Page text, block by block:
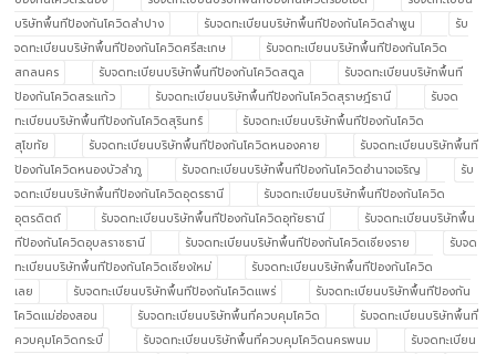
บริษัทพื้นทีป้องกันโควิดลำปาง
รับจดทะเบียนบริษัทพื้นทีป้องกันโควิดลำพูน
รับ
จดทะเบียนบริษัทพื้นทีป้องกันโควิดศรีสะเกษ
รับจดทะเบียนบริษัทพื้นทีป้องกันโควิด
สกลนคร
รับจดทะเบียนบริษัทพื้นทีป้องกันโควิดสตูล
รับจดทะเบียนบริษัทพื้นที
ป้องกันโควิดสระแก้ว
รับจดทะเบียนบริษัทพื้นทีป้องกันโควิดสุราษฎ์ธานี
รับจด
ทะเบียนบริษัทพื้นทีป้องกันโควิดสุรินทร์
รับจดทะเบียนบริษัทพื้นทีป้องกันโควิด
สุโขทัย
รับจดทะเบียนบริษัทพื้นทีป้องกันโควิดหนองคาย
รับจดทะเบียนบริษัทพื้นที
ป้องกันโควิดหนองบัวลำภู
รับจดทะเบียนบริษัทพื้นทีป้องกันโควิดอำนาจเจริญ
รับ
จดทะเบียนบริษัทพื้นทีป้องกันโควิดอุดรธานี
รับจดทะเบียนบริษัทพื้นทีป้องกันโควิด
อุตรดิตถ์
รับจดทะเบียนบริษัทพื้นทีป้องกันโควิดอุทัยธานี
รับจดทะเบียนบริษัทพื้น
ทีป้องกันโควิดอุบลราชธานี
รับจดทะเบียนบริษัทพื้นทีป้องกันโควิดเชียงราย
รับจด
ทะเบียนบริษัทพื้นทีป้องกันโควิดเชียงใหม่
รับจดทะเบียนบริษัทพื้นทีป้องกันโควิด
เลย
รับจดทะเบียนบริษัทพื้นทีป้องกันโควิดแพร่
รับจดทะเบียนบริษัทพื้นทีป้องกัน
โควิดแม่ฮ่องสอน
รับจดทะเบียนบริษัทพื้นที่ควบคุมโควิด
รับจดทะเบียนบริษัทพื้นที่
ควบคุมโควิดกระบี่
รับจดทะเบียนบริษัทพื้นที่ควบคุมโควิดนครพนม
รับจดทะเบียน